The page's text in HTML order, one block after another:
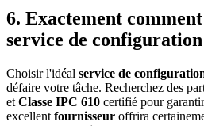
6. Exactement
service de
Choisir l'idéal service de
défaire votre tâche. Recherchez des
et Classe IPC 610 certifié pour
excellent fournisseur offrira